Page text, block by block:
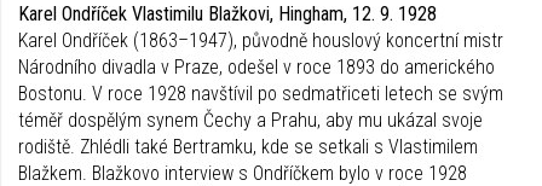
Karel Ondříček Vlastimilu Blažkovi, Hingham, 12. 9. 1928
Karel Ondříček (1863–1947), původně houslový koncertní mistr
Národního divadla v Praze, odešel v roce 1893 do amerického
Bostonu. V roce 1928 navštívil po sedmatřiceti letech se svým
téměř dospělým synem Čechy a Prahu, aby mu ukázal svoje
rodiště. Zhlédli také Bertramku, kde se setkali s Vlastimilem
Blažkem. Blažkovo interview s Ondříčkem bylo v roce 1928